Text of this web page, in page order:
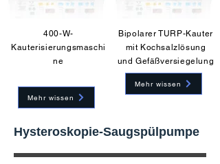
400-W-
Kauterisierungsmaschi
ne
Mehr wissen
Bipolarer TURP-Kauter
mit Kochsalzlösung
und Gefäßversiegelung
Mehr wissen
Hysteroskopie-Saugspülpumpe